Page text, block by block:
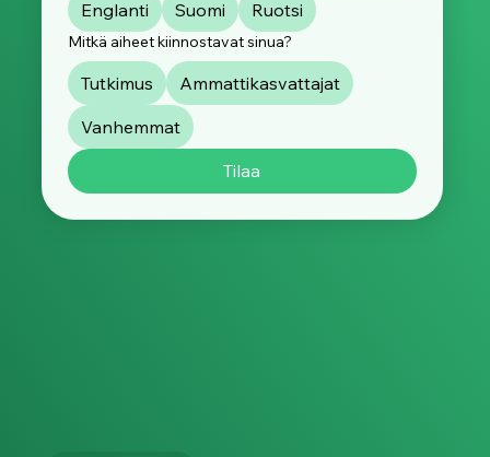
Englanti Suomi Ruotsi
Mitkä aiheet kiinnostavat sinua?
Tutkimus
Ammattikasvattajat
Vanhemmat
Tilaa